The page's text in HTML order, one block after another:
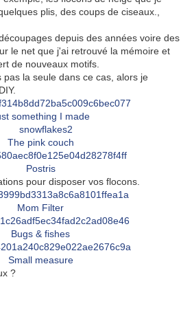
plis, des coups de ciseaux.,
depuis des années voire des
le net que j'ai retrouvé la mémoire et
de nouveaux motifs.
pas la seule dans ce cas, alors je
something I made
The pink couch
Postris
pour disposer vos flocons.
Mom Filter
Bugs & fishes
Small measure
?